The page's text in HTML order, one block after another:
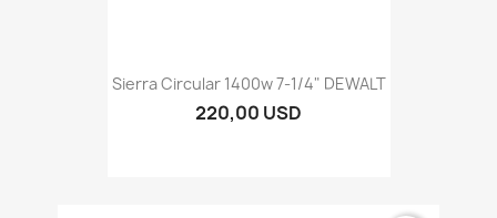
Sierra Circular 1400w 7-1/4" DEWALT
220,00 USD